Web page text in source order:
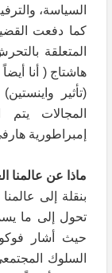
السياسة،
كما دفعت
المتعلقة
هاشتاج ( أنا
(تأثير
المجالات يتم
إمبراطورية
ماذا عن عالمنا
بنقلة إلى
تحول إلى ما
حيث أشار
السلوك